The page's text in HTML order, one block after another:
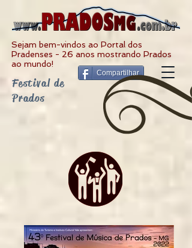
Sejam bem-vindos ao Portal dos
Pradenses - 26 anos mostrando Prados
ao mundo!
Compartilhar
Festival de
Prados